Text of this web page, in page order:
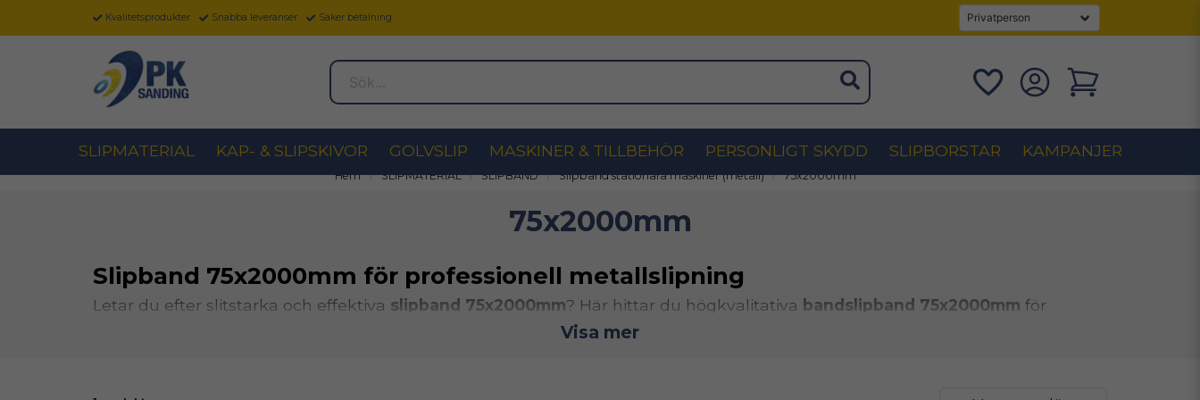
Kvalitetsprodukter Snabba leveranser Säker betalning
Sök...
SLIPMATERIAL KAP- & SLIPSKIVOR GOLVSLIP MASKINER & TILLBEHÖR PERSONLIGT SKYDD SLIPBORSTAR KAMPANJER
Hem SLIPMATERIAL SLIPBAND Slipband stationära maskiner (metall) 75x2000mm
75x2000mm
Slipband 75x2000mm för professionell metallslipning
Letar du efter slitstarka och effektiva slipband 75x2000mm? Här hittar du högkvalitativa bandslipband 75x2000mm för
metallbearbetning, verkstad och industri. Denna dimension är ett populärt val för professionella användare som kräver hög
Visa mer